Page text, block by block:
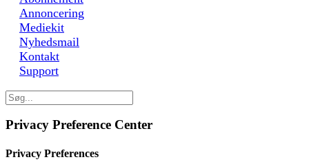
Annoncering
Mediekit
Nyhedsmail
Kontakt
Support
Privacy Preference Center
Privacy Preferences